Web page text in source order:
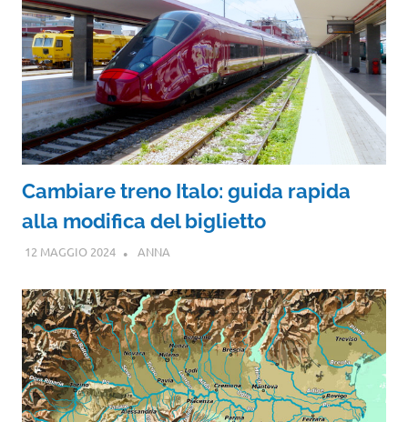
Cambiare treno Italo: guida rapida
alla modifica del biglietto
12 MAGGIO 2024 ANNA